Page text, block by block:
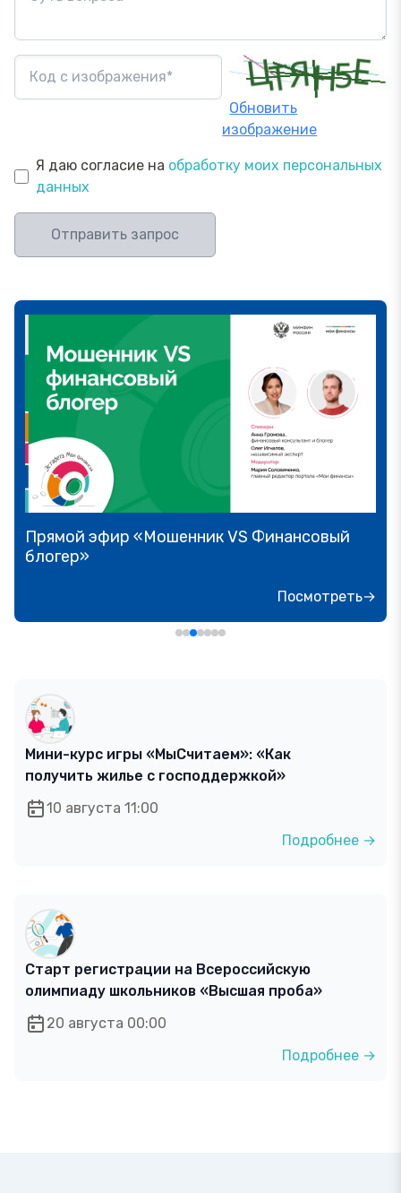
Обновить
изображение
Я даю согласие на обработку моих персональных
данных
Отправить запрос
Прямой эфир «Мошенник VS Финансовый
блогер»
Посмотреть→
Мини-курс игры «МыСчитаем»: «Как
получить жилье с господдержкой»
10 августа 11:00
Подробнее →
Старт регистрации на Всероссийскую
олимпиаду школьников «Высшая проба»
20 августа 00:00
Подробнее →